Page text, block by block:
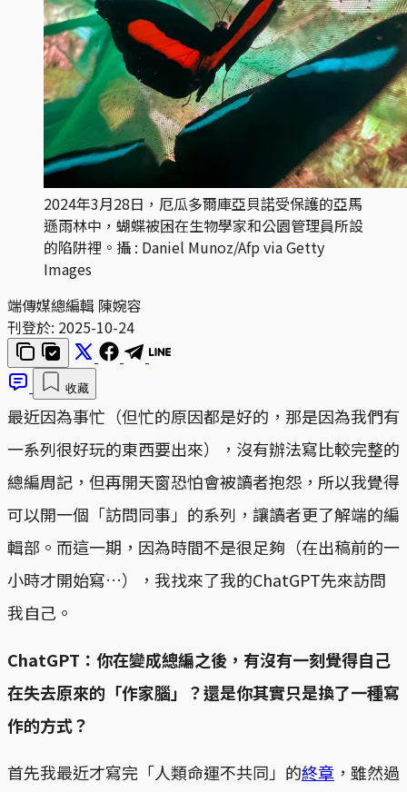
2024年3月28日，厄瓜多爾庫亞貝諾受保護的亞馬
遜雨林中，蝴蝶被困在生物學家和公園管理員所設
的陷阱裡。攝 : Daniel Munoz/Afp via Getty
Images
端傳媒總編輯 陳婉容
刊登於: 2025-10-24
收藏
最近因為事忙（但忙的原因都是好的，那是因為我們有
一系列很好玩的東西要出來），沒有辦法寫比較完整的
總編周記，但再開天窗恐怕會被讀者抱怨，所以我覺得
可以開一個「訪問同事」的系列，讓讀者更了解端的編
輯部。而這一期，因為時間不是很足夠（在出稿前的一
小時才開始寫…），我找來了我的ChatGPT先來訪問
我自己。
ChatGPT：你在變成總編之後，有沒有一刻覺得自己
在失去原來的「作家腦」？還是你其實只是換了一種寫
作的方式？
首先我最近才寫完「人類命運不共同」的終章 ，雖然過